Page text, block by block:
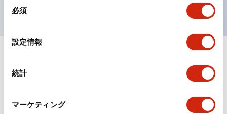
必須
設定情報
統計
マーケティング
ドキュメントとファイル
カタログ CAD